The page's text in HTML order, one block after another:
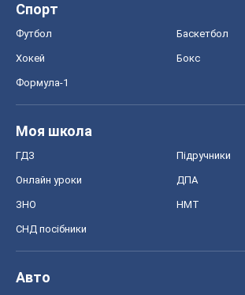
Спорт
Футбол Баскетбол
Хокей Бокс
Формула-1
Моя школа
ГДЗ Підручники
Онлайн уроки ДПА
ЗНО НМТ
СНД посібники
Авто